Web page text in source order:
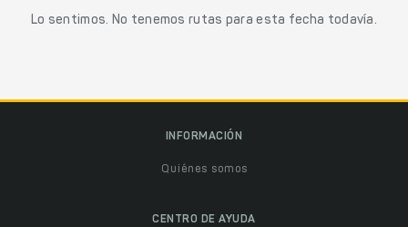
Lo sentimos. No tenemos rutas para esta fecha todavía.
INFORMACIÓN
Quiénes somos
CENTRO DE AYUDA